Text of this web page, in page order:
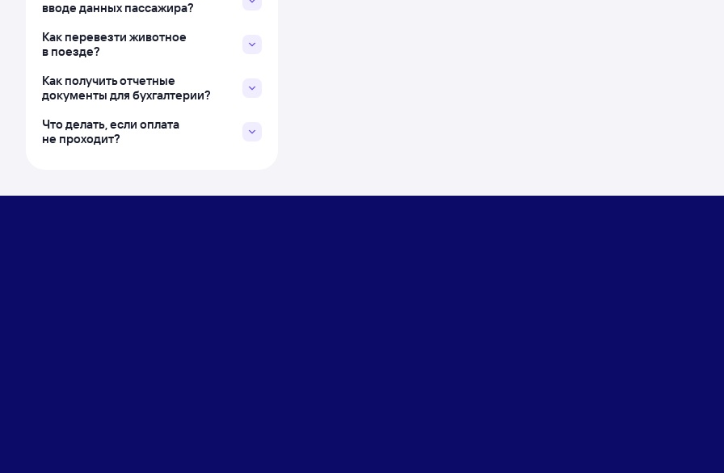
вводе данных пассажира?
Как перевезти животное
в поезде?
Как получить отчетные
документы для бухгалтерии?
Что делать, если оплата
не проходит?